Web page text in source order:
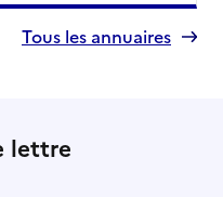
Tous les annuaires
lettre